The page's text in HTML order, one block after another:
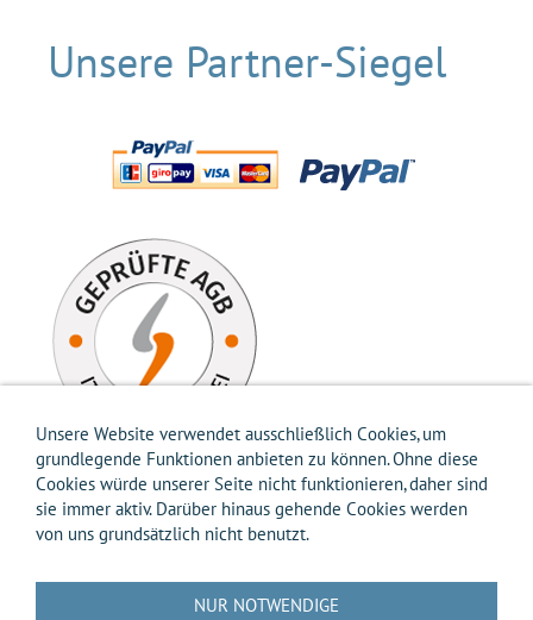
Unsere Partner-Siegel
Versandkosten-InfoZahlungsarten-InfoHilfeDatenschutz
Unsere Website verwendet ausschließlich Cookies, um
grundlegende Funktionen anbieten zu können. Ohne diese
Cookies würde unserer Seite nicht funktionieren, daher sind
sie immer aktiv. Darüber hinaus gehende Cookies werden
von uns grundsätzlich nicht benutzt.
NUR NOTWENDIGE